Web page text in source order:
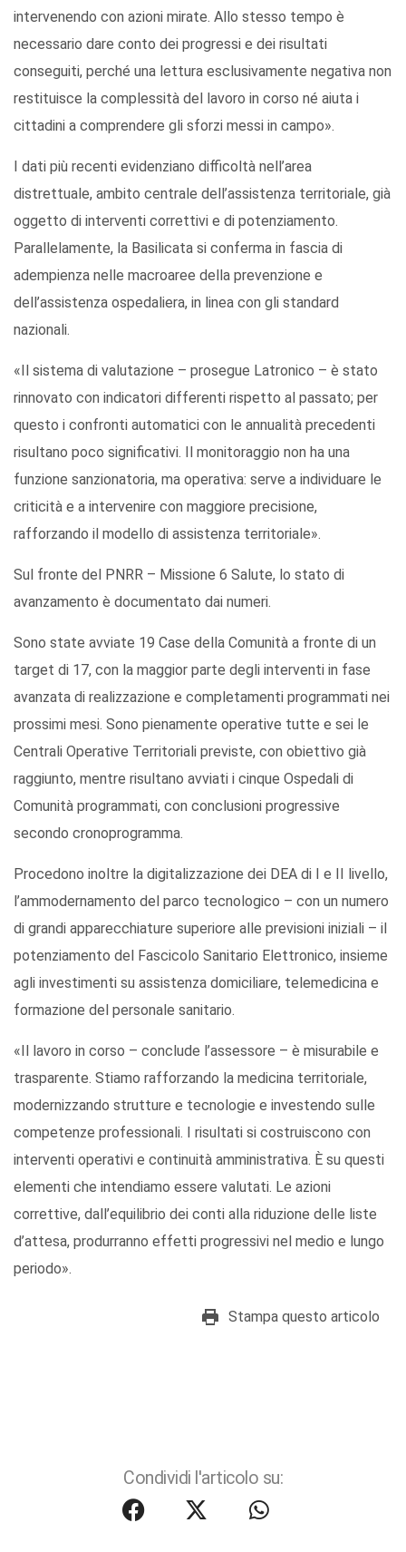
intervenendo con azioni mirate. Allo stesso tempo è
necessario dare conto dei progressi e dei risultati
conseguiti, perché una lettura esclusivamente negativa non
restituisce la complessità del lavoro in corso né aiuta i
cittadini a comprendere gli sforzi messi in campo».
I dati più recenti evidenziano difficoltà nell’area
distrettuale, ambito centrale dell’assistenza territoriale, già
oggetto di interventi correttivi e di potenziamento.
Parallelamente, la Basilicata si conferma in fascia di
adempienza nelle macroaree della prevenzione e
dell’assistenza ospedaliera, in linea con gli standard
nazionali.
«Il sistema di valutazione – prosegue Latronico – è stato
rinnovato con indicatori differenti rispetto al passato; per
questo i confronti automatici con le annualità precedenti
risultano poco significativi. Il monitoraggio non ha una
funzione sanzionatoria, ma operativa: serve a individuare le
criticità e a intervenire con maggiore precisione,
rafforzando il modello di assistenza territoriale».
Sul fronte del PNRR – Missione 6 Salute, lo stato di
avanzamento è documentato dai numeri.
Sono state avviate 19 Case della Comunità a fronte di un
target di 17, con la maggior parte degli interventi in fase
avanzata di realizzazione e completamenti programmati nei
prossimi mesi. Sono pienamente operative tutte e sei le
Centrali Operative Territoriali previste, con obiettivo già
raggiunto, mentre risultano avviati i cinque Ospedali di
Comunità programmati, con conclusioni progressive
secondo cronoprogramma.
Procedono inoltre la digitalizzazione dei DEA di I e II livello,
l’ammodernamento del parco tecnologico – con un numero
di grandi apparecchiature superiore alle previsioni iniziali – il
potenziamento del Fascicolo Sanitario Elettronico, insieme
agli investimenti su assistenza domiciliare, telemedicina e
formazione del personale sanitario.
«Il lavoro in corso – conclude l’assessore – è misurabile e
trasparente. Stiamo rafforzando la medicina territoriale,
modernizzando strutture e tecnologie e investendo sulle
competenze professionali. I risultati si costruiscono con
interventi operativi e continuità amministrativa. È su questi
elementi che intendiamo essere valutati. Le azioni
correttive, dall’equilibrio dei conti alla riduzione delle liste
d’attesa, produrranno effetti progressivi nel medio e lungo
periodo».
Stampa questo articolo
Condividi l'articolo su: